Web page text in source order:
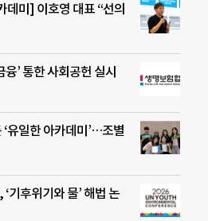
데미] 이호영 대표 “선의
’ 통한 사회공헌 실시
유일한 아카데미’…조별
기후위기와 물’ 해법 논